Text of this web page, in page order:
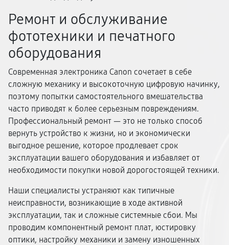
Ремонт и обслуживание
фототехники и печатного
оборудования
Современная электроника Canon сочетает в себе
сложную механику и высокоточную цифровую начинку,
поэтому попытки самостоятельного вмешательства
часто приводят к более серьезным повреждениям.
Профессиональный ремонт — это не только способ
вернуть устройство к жизни, но и экономически
выгодное решение, которое продлевает срок
эксплуатации вашего оборудования и избавляет от
необходимости покупки новой дорогостоящей техники.
Наши специалисты устраняют как типичные
неисправности, возникающие в ходе активной
эксплуатации, так и сложные системные сбои. Мы
проводим компонентный ремонт плат, юстировку
оптики, настройку механики и замену изношенных